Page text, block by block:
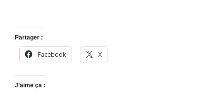
Partager :
Facebook X
J’aime ça :